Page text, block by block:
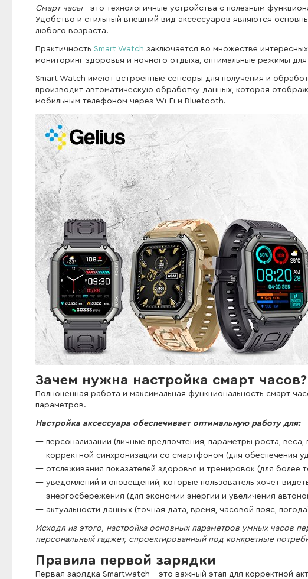
Смарт часы - это технологичные устройства с полезным
Удобство и стильный внешний вид аксессуаров являются
любого возраста.
Практичность Smart Watch заключается во множестве
мониторинг здоровья и ночного отдыха, оптимальные режимы
Smart Watch имеют встроенные сенсоры для получения и
производит автоматическую обработку данных, которая
мобильным телефоном через Wi-Fi и Bluetooth.
Зачем нужна настройка смарт часов?
Полноценная работа и максимальная функциональность смарт
параметров.
Настройка аксессуара обеспечивает оптимальную работу для:
персонализации (личные предпочтения, параметры роста, веса,
корректной синхронизации со смартфоном (для обеспечения
отслеживания показателей здоровья и тренировок (для более
уведомлений и оповещений, которые пользователь хочет
энергосбережения (для экономии энергии и увеличения
актуальности данных (точная дата, время, часовой пояс,
Исходя из этого, настройка основных параметров умных часов
персональный гаджет, спроектированный под конкретные
Правила первой зарядки
Первая зарядка Smartwatch - это важный этап для корректной